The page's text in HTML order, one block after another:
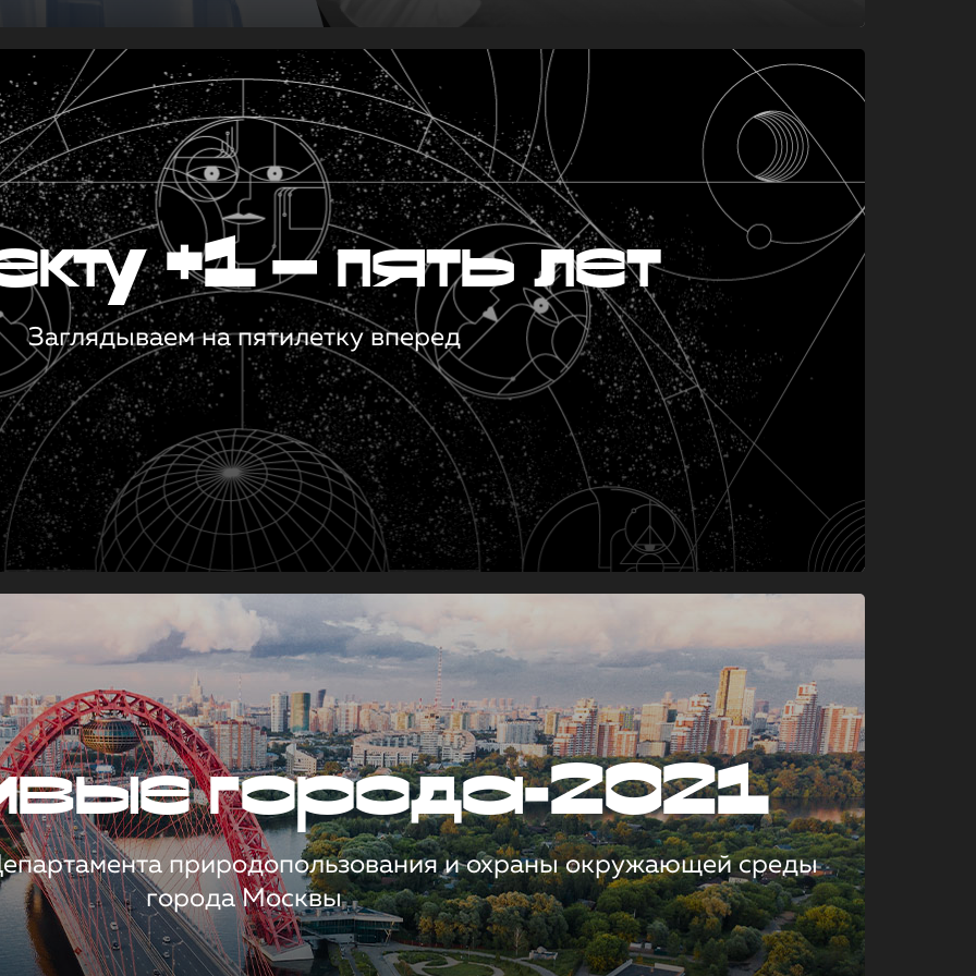
+1 — пять лет
Заглядываем на пятилетку вперед
города-2021
природопользования и охраны окружающей среды
города Москвы